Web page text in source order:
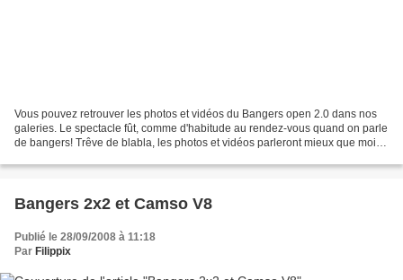
Vous pouvez retrouver les photos et vidéos du Bangers open 2.0 dans nos
galeries. Le spectacle fût, comme d'habitude au rendez-vous quand on parle
de bangers! Trêve de blabla, les photos et vidéos parleront mieux que moi.
Bangers 2x2 et Camso V8
Publié le 28/09/2008 à 11:18
Par Filippix